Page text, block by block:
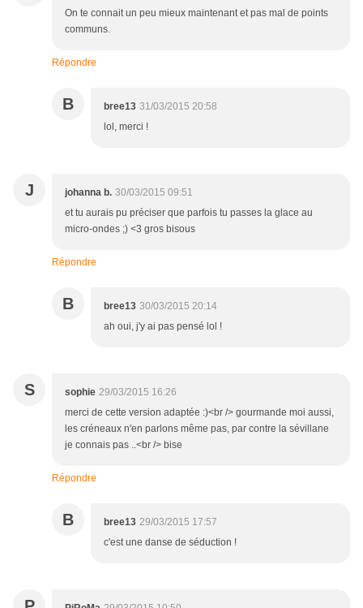
On te connait un peu mieux maintenant et pas mal de points
communs.
Répondre
B bree13 31/03/2015 20:58
lol, merci !
J johanna b. 30/03/2015 09:51
et tu aurais pu préciser que parfois tu passes la glace au
micro-ondes ;) <3 gros bisous
Répondre
B bree13 30/03/2015 20:14
ah oui, j'y ai pas pensé lol !
S sophie 29/03/2015 16:26
merci de cette version adaptée :)<br /> gourmande moi aussi,
les créneaux n'en parlons même pas, par contre la sévillane
je connais pas ..<br /> bise
Répondre
B bree13 29/03/2015 17:57
c'est une danse de séduction !